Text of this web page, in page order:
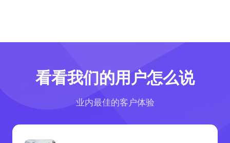
看看我们的用户怎么说
业内最佳的客户体验